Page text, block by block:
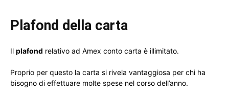
Plafond della carta
Il plafond relativo ad Amex conto carta è illimitato.
Proprio per questo la carta si rivela vantaggiosa per chi ha
bisogno di effettuare molte spese nel corso dell’anno.